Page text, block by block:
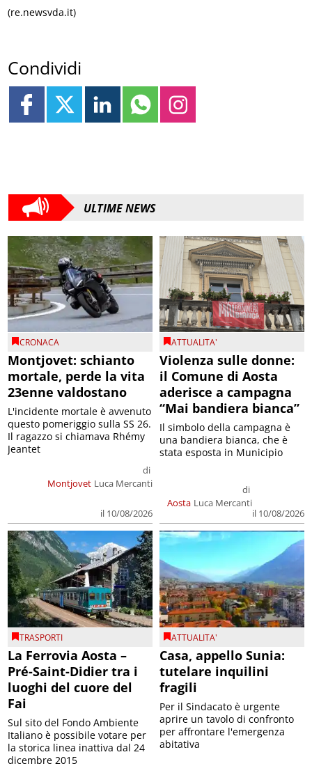
(re.newsvda.it)
Condividi
ULTIME NEWS
CRONACA
Montjovet: schianto
mortale, perde la vita
23enne valdostano
Montjovet
di
Luca Mercanti
il 10/08/2026
L'incidente mortale è avvenuto
questo pomeriggio sulla SS 26.
Il ragazzo si chiamava Rhémy
Jeantet
ATTUALITA'
Violenza sulle donne:
il Comune di Aosta
aderisce a campagna
“Mai bandiera bianca”
Aosta
di
Luca Mercanti
il 10/08/2026
Il simbolo della campagna è
una bandiera bianca, che è
stata esposta in Municipio
TRASPORTI
La Ferrovia Aosta –
Pré-Saint-Didier tra i
luoghi del cuore del
Fai
Sul sito del Fondo Ambiente
Italiano è possibile votare per
la storica linea inattiva dal 24
dicembre 2015
ATTUALITA'
Casa, appello Sunia:
tutelare inquilini
fragili
Per il Sindacato è urgente
aprire un tavolo di confronto
per affrontare l'emergenza
abitativa